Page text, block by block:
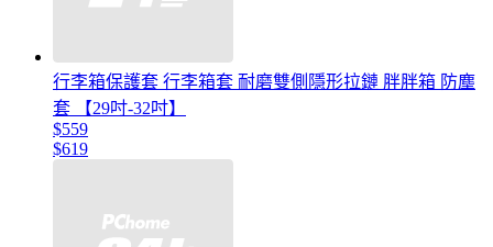
行李箱保護套 行李箱套 耐磨雙側隱形拉鏈 胖胖箱 防塵
套 【29吋-32吋】
$559
$619